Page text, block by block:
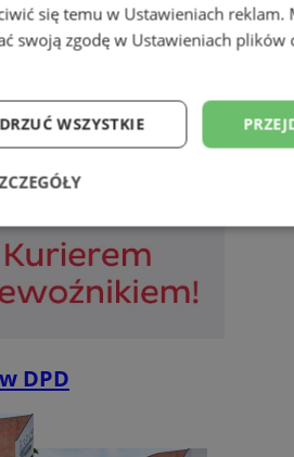
DPD
się temu w Ustawieniach reklam.
swoją zgodę w Ustawieniach plików
WSZYSTKIE
Wydajność